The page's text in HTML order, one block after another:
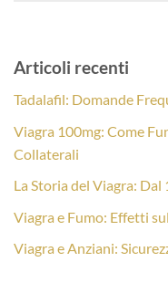
Articoli recenti
Tadalafil: Domande
Viagra 100mg: Come
Collaterali
La Storia del Viagra: Dal
Viagra e Fumo: Effetti
Viagra e Anziani: